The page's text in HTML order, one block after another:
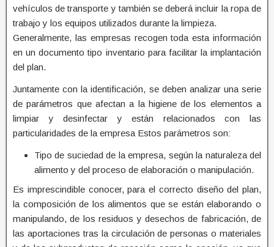
vehículos de transporte y también se deberá incluir la ropa de
trabajo y los equipos utilizados durante la limpieza.
Generalmente, las empresas recogen toda esta información
en un documento tipo inventario para facilitar la implantación
del plan.
Juntamente con la identificación, se deben analizar una serie
de parámetros que afectan a la higiene de los elementos a
limpiar y desinfectar y están relacionados con las
particularidades de la empresa Estos parámetros son:
Tipo de suciedad de la empresa, según la naturaleza del
alimento y del proceso de elaboración o manipulación.
Es imprescindible conocer, para el correcto diseño del plan,
la composición de los alimentos que se están elaborando o
manipulando, de los residuos y desechos de fabricación, de
las aportaciones tras la circulación de personas o materiales